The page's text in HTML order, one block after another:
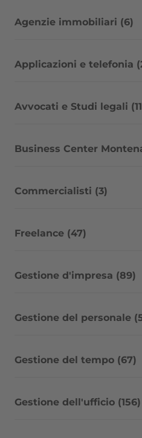
Agenzie immobiliari (6)
Applicazioni e telefonia
Avvocati e Studi legali
Business Center
Commercialisti (3)
Freelance (47)
Gestione d'impresa (89)
Gestione del personale
Gestione del tempo (67)
Gestione dell'ufficio (156)